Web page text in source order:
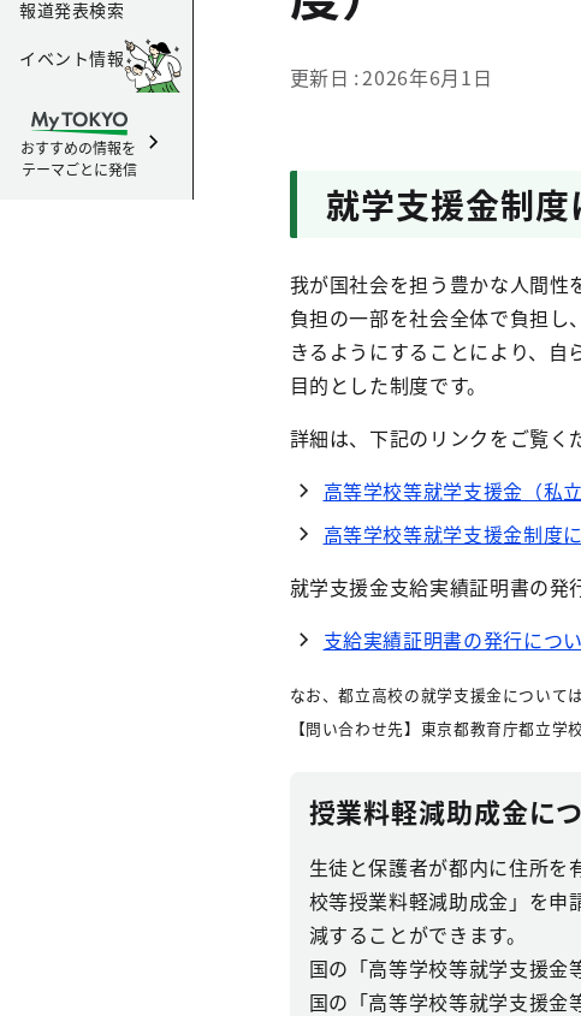
報道発表検索
イベント情報
おすすめの情報を
テーマごとに発信
更新日 2026年6月1日
就学支援金制度
我が国社会を担う豊かな人間
負担の一部を社会全体で負担
きるようにすることにより、
目的とした制度です。
詳細は、下記のリンクをご覧く
高等学校等就学支援金（私
高等学校等就学支援金制度
就学支援金支給実績証明書の発
支給実績証明書の発行につ
なお、都立高校の就学支援金について
【問い合わせ先】東京都教育庁都立
授業料軽減助成金に
生徒と保護者が都内に住所を
校等授業料軽減助成金」を申
減することができます。
国の「高等学校等就学支援金
国の「高等学校等就学支援金